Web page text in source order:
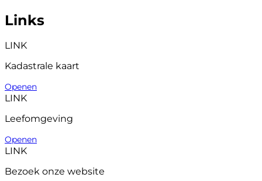
Links
LINK
Kadastrale kaart
Openen
LINK
Leefomgeving
Openen
LINK
Bezoek onze website